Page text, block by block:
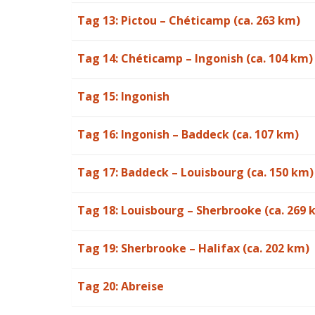
Tag 13: Pictou – Chéticamp (ca. 263 km)
Tag 14: Chéticamp – Ingonish (ca. 104 km)
Tag 15: Ingonish
Tag 16: Ingonish – Baddeck (ca. 107 km)
Tag 17: Baddeck – Louisbourg (ca. 150 km)
Tag 18: Louisbourg – Sherbrooke (ca. 269
Tag 19: Sherbrooke – Halifax (ca. 202 km)
Tag 20: Abreise